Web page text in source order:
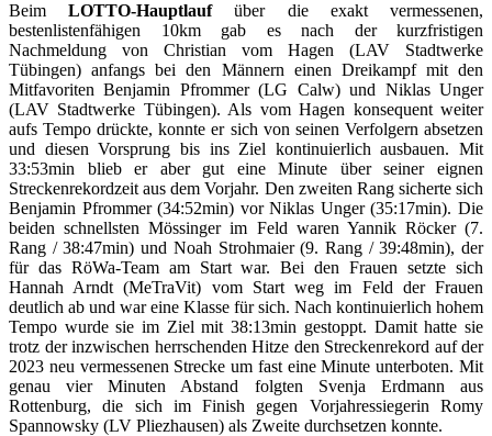
BeimLOTTO-Hauptlaufüber die exakt vermessenen,
bestenlistenfähigen 10km gab es nach der kurzfristigen
Nachmeldung von Christian vom Hagen (LAV Stadtwerke
Tübingen) anfangs bei den Männern einen Dreikampf mit den
Mitfavoriten Benjamin Pfrommer (LG Calw) und Niklas Unger
(LAV Stadtwerke Tübingen). Als vom Hagen konsequent weiter
aufs Tempo drückte, konnte er sich von seinen Verfolgern absetzen
und diesen Vorsprung bis ins Ziel kontinuierlich ausbauen. Mit
33:53min blieb er aber gut eine Minute über seiner eignen
Streckenrekordzeit aus dem Vorjahr. Den zweiten Rang sicherte sich
Benjamin Pfrommer (34:52min) vor Niklas Unger (35:17min). Die
beiden schnellsten Mössinger im Feld waren Yannik Röcker (7.
Rang / 38:47min) und Noah Strohmaier (9. Rang / 39:48min), der
für das RöWa-Team am Start war. Bei den Frauen setzte sich
Hannah Arndt (MeTraVit) vom Start weg im Feld der Frauen
deutlich ab und war eine Klasse für sich. Nach kontinuierlich hohem
Tempo wurde sie im Ziel mit 38:13min gestoppt. Damit hatte sie
trotz der inzwischen herrschenden Hitze den Streckenrekord auf der
2023 neu vermessenen Strecke um fast eine Minute unterboten. Mit
genau vier Minuten Abstand folgten Svenja Erdmann aus
Rottenburg, die sich im Finish gegen Vorjahressiegerin Romy
Spannowsky (LV Pliezhausen) als Zweite durchsetzen konnte.